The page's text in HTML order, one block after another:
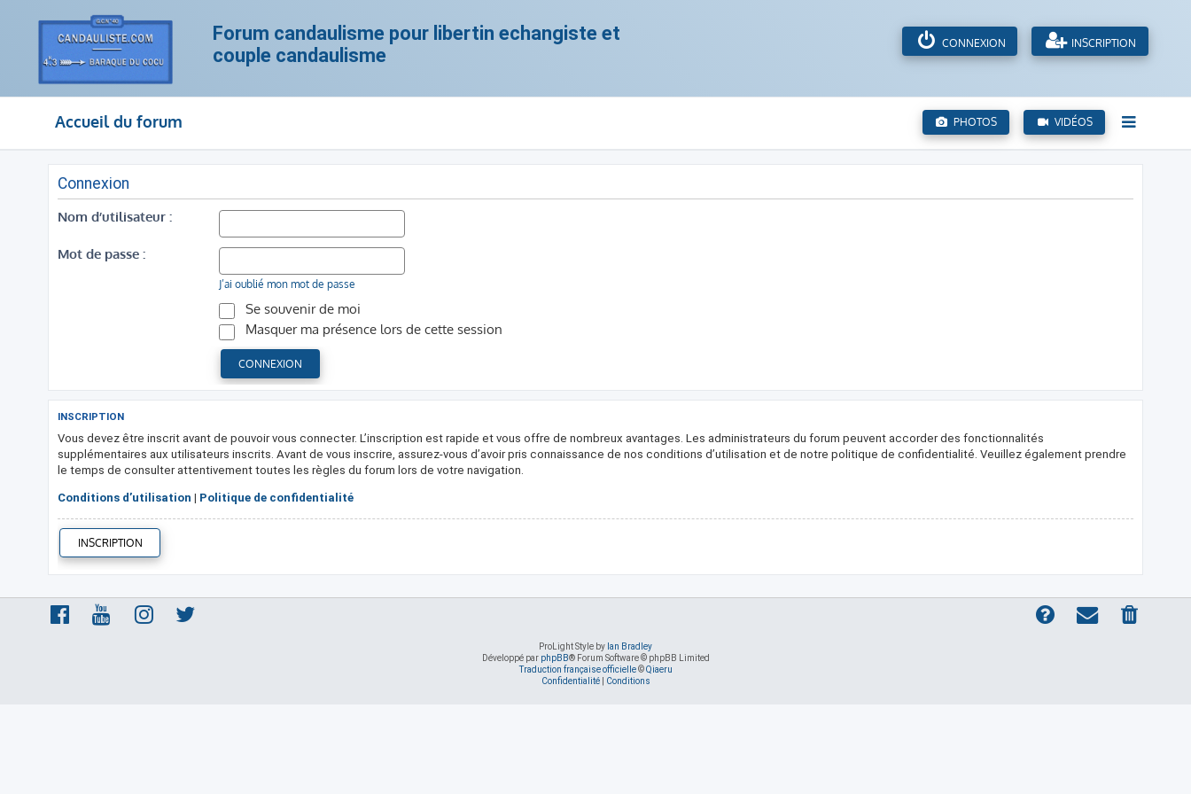
Forum candaulisme pour libertin echangiste et
couple candaulisme
CONNEXION INSCRIPTION
PHOTOS VIDÉOS
Accueil du forum
Connexion
Nom d’utilisateur :
Mot de passe :
J’ai oublié mon mot de passe
Se souvenir de moi
Masquer ma présence lors de cette session
INSCRIPTION
Vous devez être inscrit avant de pouvoir vous connecter. L’inscription est rapide et vous offre de nombreux avantages. Les administrateurs du forum peuvent accorder des fonctionnalités
supplémentaires aux utilisateurs inscrits. Avant de vous inscrire, assurez-vous d’avoir pris connaissance de nos conditions d’utilisation et de notre politique de confidentialité. Veuillez également prendre
le temps de consulter attentivement toutes les règles du forum lors de votre navigation.
Conditions d’utilisation | Politique de confidentialité
INSCRIPTION
ProLight Style by Ian Bradley
Développé par phpBB® Forum Software © phpBB Limited
Traduction française officielle©Qiaeru
Confidentialité| Conditions